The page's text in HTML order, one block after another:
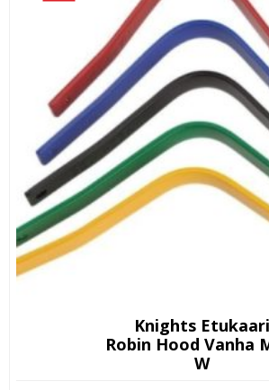
Knights Etukaari
Robin Hood Vanha
W